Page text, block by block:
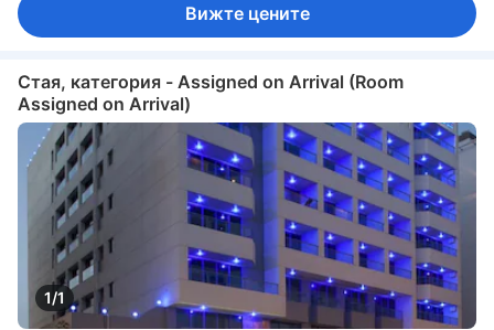
Вижте цените
Стая, категория - Assigned on Arrival (Room
Assigned on Arrival)
1/1